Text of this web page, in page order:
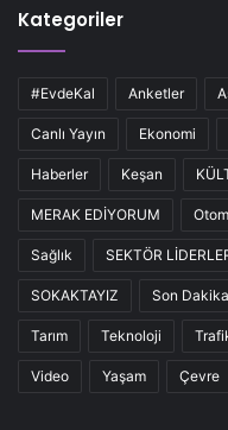
Kategoriler
#EvdeKal Anketler
Canlı Yayın Ekonomi
Haberler Keşan
MERAK EDİYORUM
Sağlık SEKTÖR
SOKAKTAYIZ Son Dakika
Tarım Teknoloji
Video Yaşam Çevre